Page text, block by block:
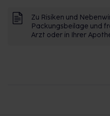
Zu Risiken und
Packungsbeilage und
Arzt oder in Ihrer